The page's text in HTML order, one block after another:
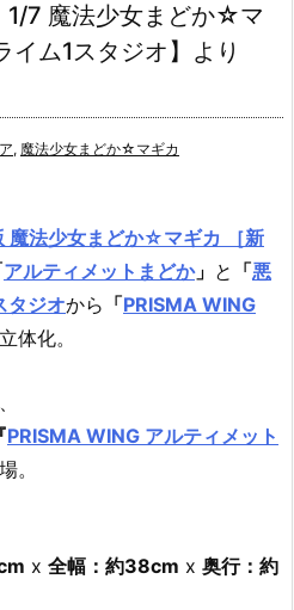
1/7 魔法少女まどか☆マ
イム1スタジオ】より
, 魔法少女まどか☆マギカ
魔法少女まどか☆マギカ ［新
アルティメットまどか」 と 「悪
タジオから 「PRISMA WING
体化。
『PRISMA WING アルティメット
。
x 全幅：約38cm x 奥行：約